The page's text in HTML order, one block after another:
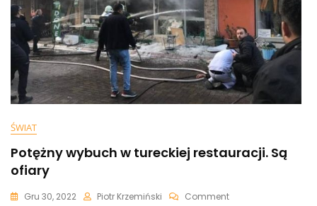
ŚWIAT
Potężny wybuch w tureckiej restauracji. Są
ofiary
Gru 30, 2022 Piotr Krzemiński CommentOn